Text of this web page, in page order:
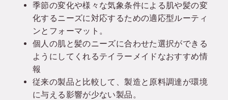
季節の変化や様々な気象条件による肌や髪の変
化するニーズに対応するための適応型ルーティ
ンとフォーマット。
個人の肌と髪のニーズに合わせた選択ができる
ようにしてくれるテイラーメイドなおすすめ情
報
従来の製品と比較して、製造と原料調達が環境
に与える影響が少ない製品。